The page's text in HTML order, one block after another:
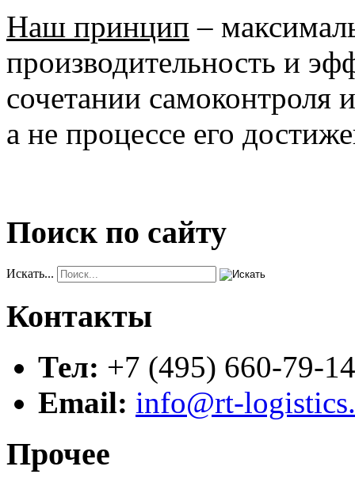
Наш принцип –
производительность и
сочетании самоконтроля
а не процессе его
Поиск по сайту
Искать...
Контакты
Тел: +7 (495) 660-79-14
Email: info@rt-
Прочее